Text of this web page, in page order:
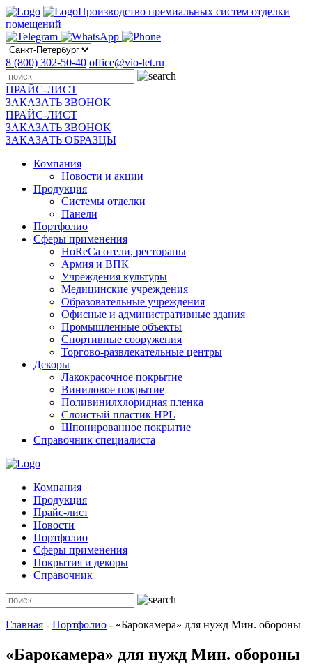
Производство премиальных систем отделки
помещений
8 (800) 302-50-40 office@vio-let.ru
ПРАЙС-ЛИСТ
ЗАКАЗАТЬ ЗВОНОК
ПРАЙС-ЛИСТ
ЗАКАЗАТЬ ЗВОНОК
ЗАКАЗАТЬ ОБРАЗЦЫ
Компания
Новости и акции
Продукция
Системы отделки
Панели
Портфолио
Сферы применения
HoReCa отели, рестораны
Армия и ВПК
Учреждения культуры
Медицинские учреждения
Образовательные учреждения
Офисные и административные здания
Промышленные объекты
Спортивные сооружения
Торгово-развлекательные центры
Декоры
Лакокрасочное покрытие
Виниловое покрытие
Поливинилхлоридная пленка
Слоистый пластик HPL
Шпонированное покрытие
Справочник специалиста
Компания
Продукция
Прайс-лист
Новости
Портфолио
Сферы применения
Покрытия и декоры
Справочник
Главная - Портфолио - «Барокамера» для нужд Мин. обороны
«Барокамера» для нужд Мин. обороны